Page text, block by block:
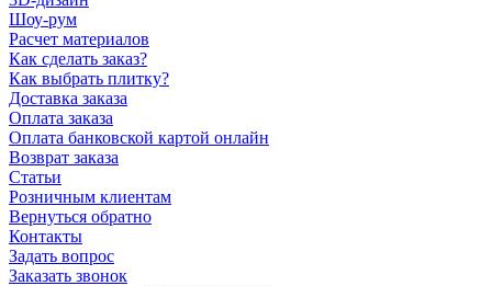
Шоу-рум
Расчет материалов
Как сделать заказ?
Как выбрать плитку?
Доставка заказа
Оплата заказа
Оплата банковской картой онлайн
Возврат заказа
Статьи
Розничным клиентам
Вернуться обратно
Контакты
Задать вопрос
Заказать звонок